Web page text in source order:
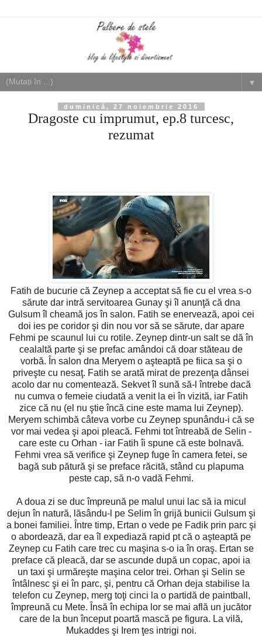
▼
duminică, 27 noiembrie 2016
Dragoste cu imprumut, ep.8 turcesc,
rezumat
Fatih de bucurie că Zeynep a acceptat să fie cu el vrea s-o
sărute dar intră servitoarea Gunay şi îl anunţă că dna
Gulsum îl cheamă jos în salon. Fatih se enervează, apoi cei
doi ies pe coridor şi din nou vor să se sărute, dar apare
Fehmi pe scaunul lui cu rotile. Zeynep dintr-un salt se dă în
cealaltă parte şi se prefac amândoi că doar stăteau de
vorbă. În salon dna Meryem o aşteaptă pe fiica sa şi o
priveşte cu nesaţ. Fatih se arată mirat de prezenţa dânsei
acolo dar nu comentează. Sekvet îl sună să-l întrebe dacă
nu cumva o femeie ciudată a venit la ei în vizită, iar Fatih
zice că nu (el nu ştie încă cine este mama lui Zeynep).
Meryem schimbă câteva vorbe cu Zeynep spunându-i că se
vor mai vedea şi apoi pleacă. Fehmi tot întreabă de Selin -
care este cu Orhan - iar Fatih îi spune că este bolnavă.
Fehmi vrea să verifice şi Zeynep fuge în camera fetei, se
bagă sub pătură şi se preface răcită, stând cu plapuma
peste cap, să n-o vadă Fehmi.
A doua zi se duc împreună pe malul unui lac să ia micul
dejun în natură, lăsându-l pe Selim în grijă bunicii Gulsum şi
a bonei familiei. Între timp, Ertan o vede pe Fadik prin parc şi
o abordează, dar ea îl expediază rapid pt că o aşteaptă pe
Zeynep cu Fatih care trec cu maşina s-o ia în oraş. Ertan se
preface că pleacă, dar se ascunde după un copac, apoi ia
un taxi şi urmăreşte maşina celor trei. Orhan şi Selin se
întâlnesc şi ei în parc, şi, pentru că Orhan deja stabilise la
telefon cu Zeynep, merg toţi cinci la o partidă de paintball,
împreună cu Mete. Însă în echipa lor se mai află un jucător
care de la bun început poartă mască pe figura. La vilă,
Mukaddes şi Irem ţes intrigi noi.